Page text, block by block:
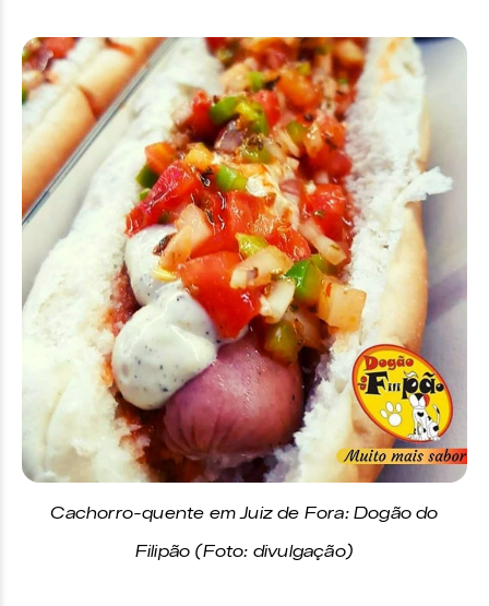
Cachorro-quente em Juiz de Fora: Dogão do
Filipão (Foto: divulgação)